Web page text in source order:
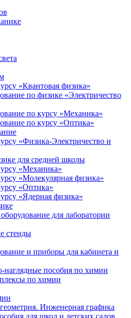
«Квантовая физика»
по физике «Электричество
по курсу «Механика»
по курсу «Оптика»
«Физика-Электричество и
для средней школы
«Механика»
«Молекулярная физика»
«Оптика»
«Ядерная физика»
для лаборатории
стенды
и приборы для кабинета и
наглядные пособия по химии
по химии
Инженерная графика
для школ и детских садов